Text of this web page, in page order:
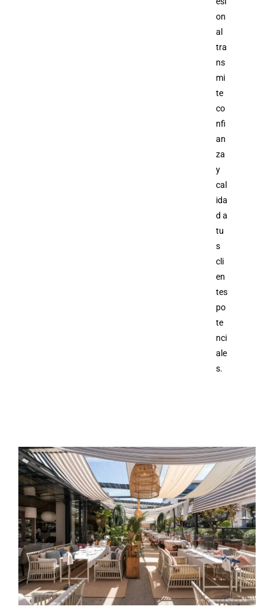
on
al
tra
ns
mi
te
co
nfi
an
za
y
cal
ida
d a
tu
s
cli
en
tes
po
te
nci
ale
s.